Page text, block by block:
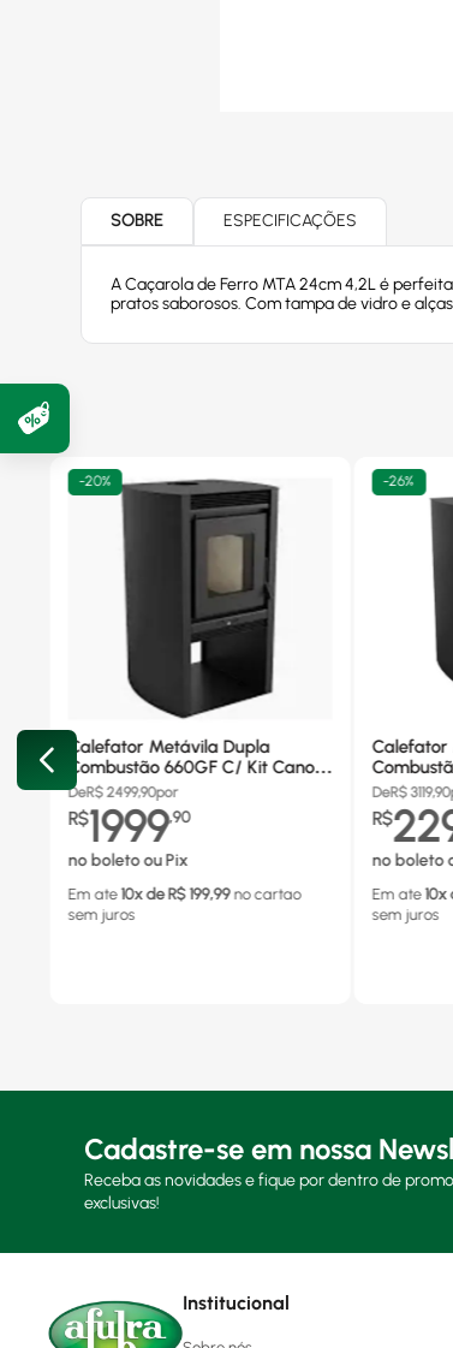
SOBRE ESPECIFICAÇÕES
A Caçarola de Ferro MTA 24cm 4,2L é
pratos saborosos. Com tampa de vidro e
-20%
Calefator Metávila Dupla
Combustão 660GF C/ Kit Canos
Inox
DeR$2499,90por
R$1999,90
no boleto ou Pix
Em ate 10x de R$ 199,99 no cartao
sem juros
-26%
Calefator
DeR$3119,90
R$
no boleto
Em ate 10x
sem juros
Cadastre-se em nossa
Receba as novidades e fique por dentro de
exclusivas!
Institucional